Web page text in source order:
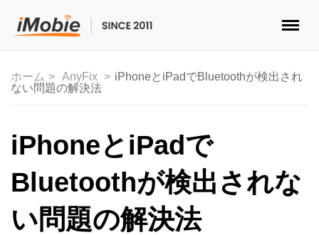
マルチメディア
便利ツール
ソリューション
ホーム AnyFix
iPhoneとiPadでBluetoothが検出され
ない問題の解決法
iPhoneとiPadで
Bluetoothが検出されな
い問題の解決法